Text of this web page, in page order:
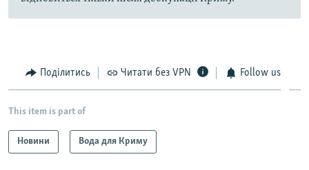
Поділитись Читати без VPN Follow us
This item is part of
Новини Вода для Криму